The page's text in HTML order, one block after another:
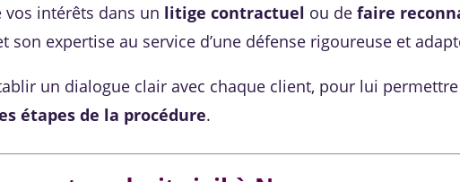
vos intérêts dans un litige contractuel ou de faire
son expertise au service d’une défense rigoureuse et
un dialogue clair avec chaque client, pour lui
étapes de la procédure.